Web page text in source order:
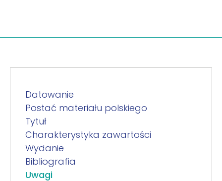
Datowanie
Postać materiału polskiego
Tytuł
Charakterystyka zawartości
Wydanie
Bibliografia
Uwagi